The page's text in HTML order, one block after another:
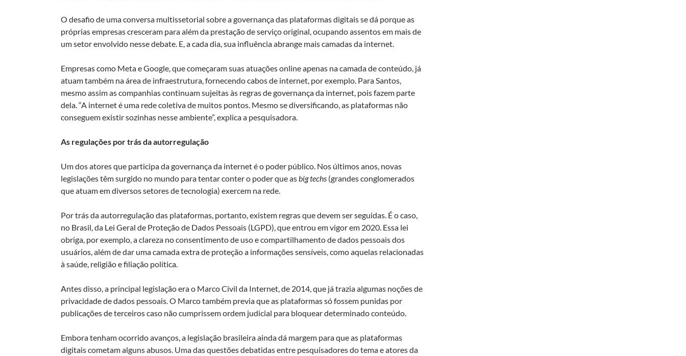
O desafio de uma conversa multissetorial sobre a governança das plataformas digitais se dá porque as
próprias empresas cresceram para além da prestação de serviço original, ocupando assentos em mais de
um setor envolvido nesse debate. E, a cada dia, sua influência abrange mais camadas da internet.
Empresas como Meta e Google, que começaram suas atuações online apenas na camada de conteúdo, já
atuam também na área de infraestrutura, fornecendo cabos de internet, por exemplo. Para Santos,
mesmo assim as companhias continuam sujeitas às regras de governança da internet, pois fazem parte
dela. “A internet é uma rede coletiva de muitos pontos. Mesmo se diversificando, as plataformas não
conseguem existir sozinhas nesse ambiente”, explica a pesquisadora.
As regulações por trás da autorregulação
Um dos atores que participa da governança da internet é o poder público. Nos últimos anos, novas
legislações têm surgido no mundo para tentar conter o poder que as big techs (grandes conglomerados
que atuam em diversos setores de tecnologia) exercem na rede.
Por trás da autorregulação das plataformas, portanto, existem regras que devem ser seguidas. É o caso,
no Brasil, da Lei Geral de Proteção de Dados Pessoais (LGPD), que entrou em vigor em 2020. Essa lei
obriga, por exemplo, a clareza no consentimento de uso e compartilhamento de dados pessoais dos
usuários, além de dar uma camada extra de proteção a informações sensíveis, como aquelas relacionadas
à saúde, religião e filiação política.
Antes disso, a principal legislação era o Marco Civil da Internet, de 2014, que já trazia algumas noções de
privacidade de dados pessoais. O Marco também previa que as plataformas só fossem punidas por
publicações de terceiros caso não cumprissem ordem judicial para bloquear determinado conteúdo.
Embora tenham ocorrido avanços, a legislação brasileira ainda dá margem para que as plataformas
digitais cometam alguns abusos. Uma das questões debatidas entre pesquisadores do tema e atores da